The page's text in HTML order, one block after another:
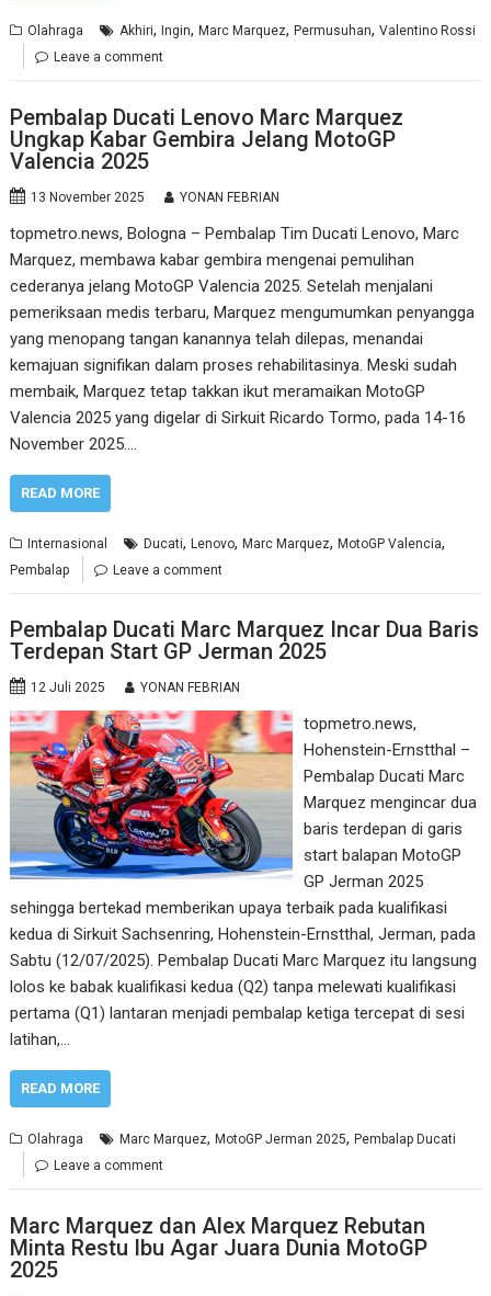
Olahraga Akhiri,Ingin,Marc Marquez,Permusuhan,Valentino Rossi
Leave a comment
Pembalap Ducati Lenovo Marc Marquez
Ungkap Kabar Gembira Jelang MotoGP
Valencia 2025
13 November 2025 YONAN FEBRIAN
topmetro.news, Bologna – Pembalap Tim Ducati Lenovo, Marc
Marquez, membawa kabar gembira mengenai pemulihan
cederanya jelang MotoGP Valencia 2025. Setelah menjalani
pemeriksaan medis terbaru, Marquez mengumumkan penyangga
yang menopang tangan kanannya telah dilepas, menandai
kemajuan signifikan dalam proses rehabilitasinya. Meski sudah
membaik, Marquez tetap takkan ikut meramaikan MotoGP
Valencia 2025 yang digelar di Sirkuit Ricardo Tormo, pada 14-16
November 2025.…
READ MORE
Internasional Ducati,Lenovo,Marc Marquez,MotoGP Valencia,
Pembalap Leave a comment
Pembalap Ducati Marc Marquez Incar Dua Baris
Terdepan Start GP Jerman 2025
12 Juli 2025 YONAN FEBRIAN
topmetro.news,
Hohenstein-Ernstthal –
Pembalap Ducati Marc
Marquez mengincar dua
baris terdepan di garis
start balapan MotoGP
GP Jerman 2025
sehingga bertekad memberikan upaya terbaik pada kualifikasi
kedua di Sirkuit Sachsenring, Hohenstein-Ernstthal, Jerman, pada
Sabtu (12/07/2025). Pembalap Ducati Marc Marquez itu langsung
lolos ke babak kualifikasi kedua (Q2) tanpa melewati kualifikasi
pertama (Q1) lantaran menjadi pembalap ketiga tercepat di sesi
latihan,…
READ MORE
Olahraga Marc Marquez,MotoGP Jerman 2025,Pembalap Ducati
Leave a comment
Marc Marquez dan Alex Marquez Rebutan
Minta Restu Ibu Agar Juara Dunia MotoGP
2025